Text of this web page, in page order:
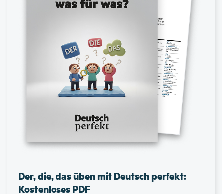
Der, die, das üben mit Deutsch perfekt:
Kostenloses PDF